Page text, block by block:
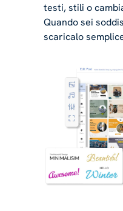
testi, stili o
Quando sei
scaricalo